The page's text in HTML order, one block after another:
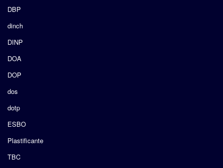
DBP
dinch
DINP
DOA
DOP
dos
dotp
ESBO
Plastificante
TBC